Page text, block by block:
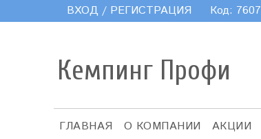
ВХОД / РЕГИСТРАЦИЯ Код: 7607
Кемпинг Профи
ГЛАВНАЯ О КОМПАНИИ АКЦИИ